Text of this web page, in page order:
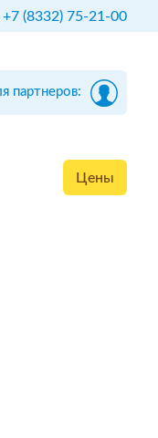
+7 (8332) 75-21-00
партнеров:
Цены